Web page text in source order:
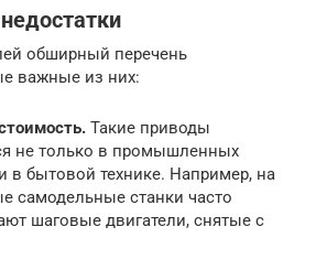
обширный перечень
важные из них:
Такие приводы
не только в промышленных
в бытовой технике. Например, на
самодельные станки часто
шаговые двигатели, снятые с